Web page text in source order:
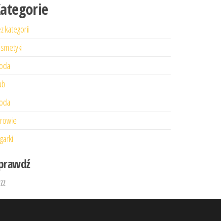
kategorii